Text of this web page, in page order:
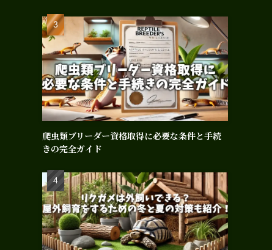
爬虫類ブリーダー資格取得に必要な条件と手続
きの完全ガイド